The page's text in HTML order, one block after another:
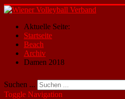
Aktuelle Seite:
Startseite
Beach
Archiv
Damen 2018
Suchen ...
Toggle Navigation